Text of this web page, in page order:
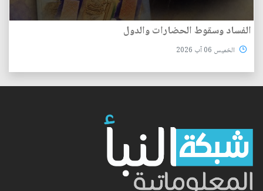
الفساد وسقوط الحضارات والدول
الخميس 06 آب 2026